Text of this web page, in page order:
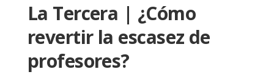
La Tercera | ¿Cómo
revertir la escasez de
profesores?